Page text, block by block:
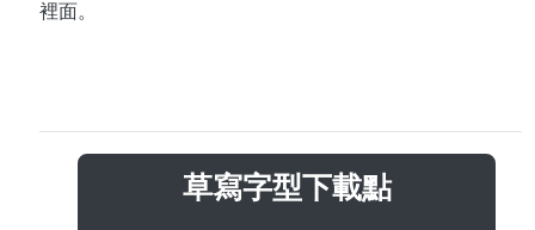
裡面。
草寫字型下載點